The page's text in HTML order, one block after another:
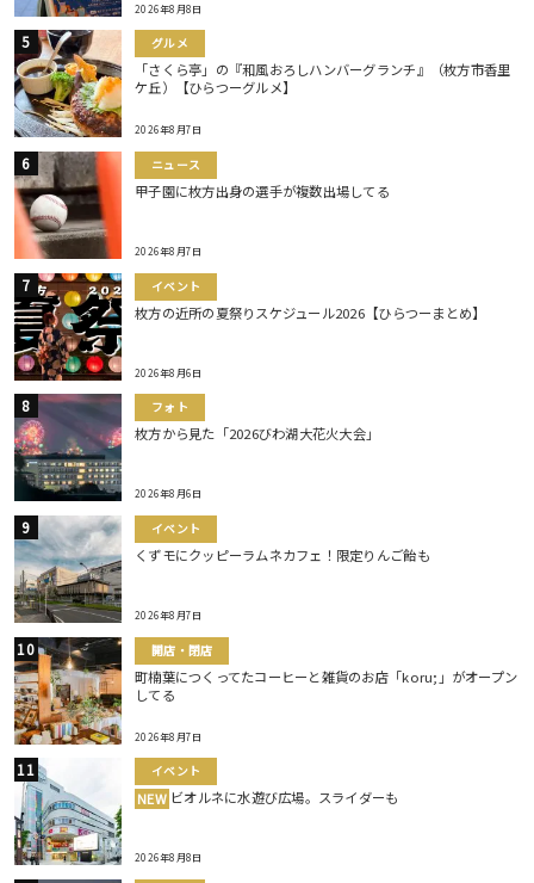
2026年8月8日
グルメ
「さくら亭」の『和風おろしハンバーグランチ』（枚方市香里
ケ丘）【ひらつーグルメ】
2026年8月7日
ニュース
甲子園に枚方出身の選手が複数出場してる
2026年8月7日
イベント
枚方の近所の夏祭りスケジュール2026【ひらつーまとめ】
2026年8月6日
フォト
枚方から見た「2026びわ湖大花火大会」
2026年8月6日
イベント
くずモにクッピーラムネカフェ！限定りんご飴も
2026年8月7日
開店・閉店
町楠葉につくってたコーヒーと雑貨のお店「koru;」がオープン
してる
2026年8月7日
イベント
NEW ビオルネに水遊び広場。スライダーも
2026年8月8日